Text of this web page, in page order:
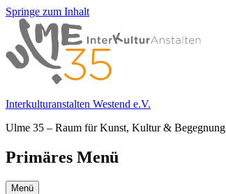
Springe zum Inhalt
Interkulturanstalten Westend e.V.
Ulme 35 – Raum für Kunst, Kultur & Begegnung
Primäres Menü
Menü